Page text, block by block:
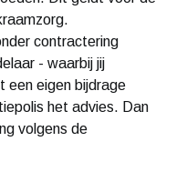
contractering
- waarbij jij
een eigen bijdrage
het advies. Dan
volgens de